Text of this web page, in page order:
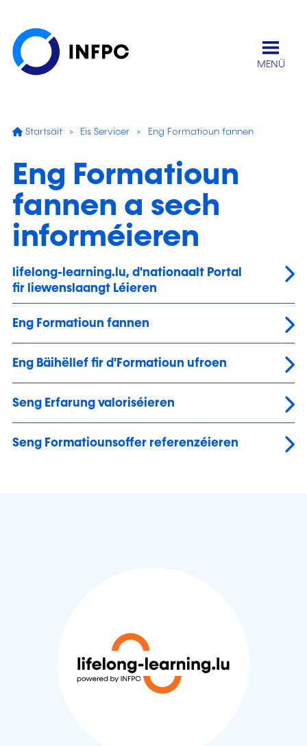
MENÜ
Startsäit Eis Servicer Eng Formatioun fannen
Eng Formatioun
fannen a sech
informéieren
lifelong-learning.lu, d'nationaalt Portal
fir liewenslaangt Léieren
Eng Formatioun fannen
Eng Bäihëllef fir d'Formatioun ufroen
Seng Erfarung valoriséieren
Seng Formatiounsoffer referenzéieren